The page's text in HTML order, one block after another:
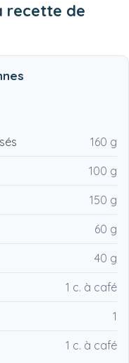
recette de
160 g
100 g
150 g
60 g
40 g
1 c. à café
1
1 c. à café